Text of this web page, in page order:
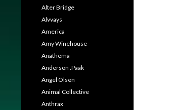
Alter Bridge
Alvvays
America
Amy Winehouse
Anathema
Anderson .Paak
Angel Olsen
Animal Collective
Anthrax